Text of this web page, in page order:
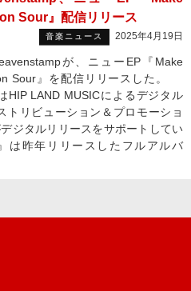
Sour』配信リリース
音楽ニュース 2025年4月19日
が、ニューEP『Make
Sour』を配信リリースした。
HIP LAND MUSICによるデジタル
トリビューション＆プロモーショ
ジタルリリースをサポートしてい
昨年リリースしたフルアルバ